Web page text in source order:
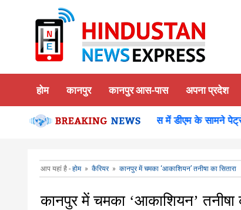
होम कानपुर कानपुर आस-पास अपना प्रदेश
दर्शन पूजन कानपुर-समाधान दिवस में डीएम के सामने
आप यहां है - होम» कैरियर» कानपुर में चमका ‘आकाशियन’ तनीषा का सितारा
कानपुर में चमका ‘आकाशियन’ तनीषा